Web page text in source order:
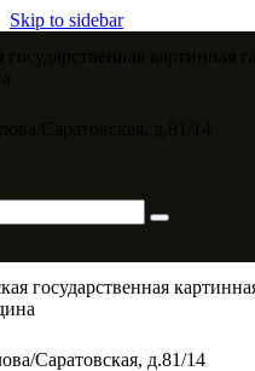
Skip to sidebar
государственная
Саратовская, д.81/14